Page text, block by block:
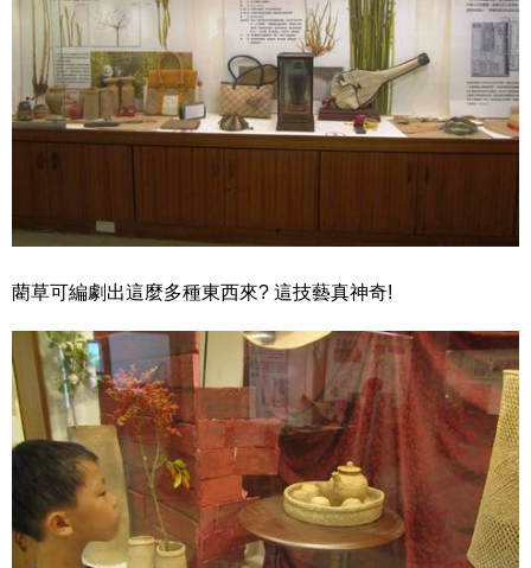
藺草可編劇出這麼多種東西來? 這技藝真神奇!